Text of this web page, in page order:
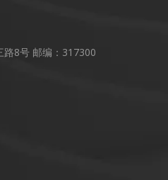
路8号 邮编：317300